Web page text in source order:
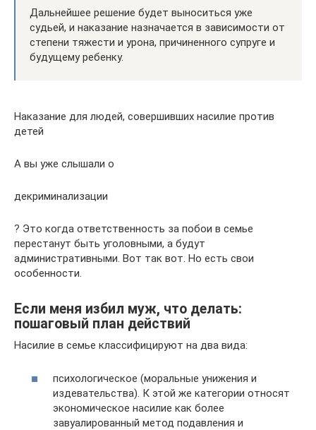
Дальнейшее решение будет выноситься уже
судьей, и наказание назначается в зависимости от
степени тяжести и урона, причиненного супруге и
будущему ребенку.
Наказание для людей, совершивших насилие против
детей
А вы уже слышали о
декриминализации
? Это когда ответственность за побои в семье
перестанут быть уголовными, а будут
административными. Вот так вот. Но есть свои
особенности.
Если меня избил муж, что делать:
пошаговый план действий
Насилие в семье классифицируют на два вида:
психологическое (моральные унижения и
издевательства). К этой же категории относят
экономическое насилие как более
завуалированный метод подавления и